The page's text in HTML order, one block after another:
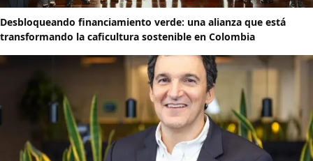
Desbloqueando financiamiento verde: una alianza que está
transformando la caficultura sostenible en Colombia